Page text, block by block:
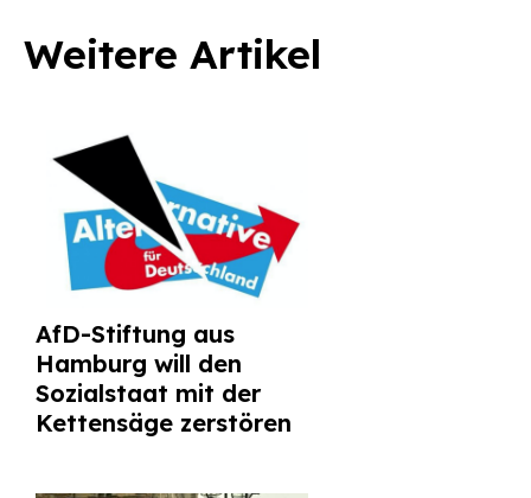
Weitere Artikel
AfD-Stiftung aus
Hamburg will den
Sozialstaat mit der
Kettensäge zerstören